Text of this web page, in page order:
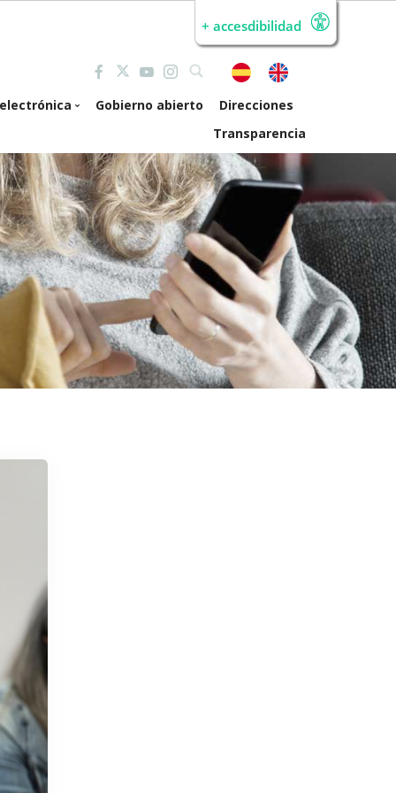
+ accesdibilidad
electrónica
pública de
Gobierno abierto
Direcciones
Transparencia